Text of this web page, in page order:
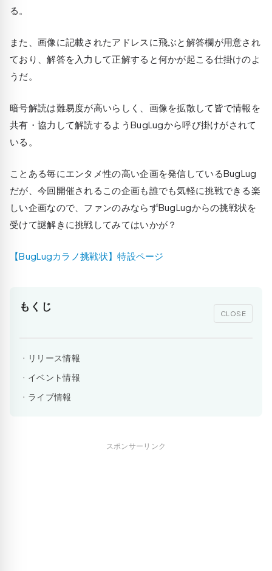
る。
また、画像に記載されたアドレスに飛ぶと解答欄が用意され
ており、解答を入力して正解すると何かが起こる仕掛けのよ
うだ。
暗号解読は難易度が高いらしく、画像を拡散して皆で情報を
共有・協力して解読するようBugLugから呼び掛けがされて
いる。
ことある毎にエンタメ性の高い企画を発信しているBugLug
だが、今回開催されるこの企画も誰でも気軽に挑戦できる楽
しい企画なので、ファンのみならずBugLugからの挑戦状を
受けて謎解きに挑戦してみてはいかが？
【BugLugカラノ挑戦状】特設ページ
もくじ
CLOSE
リリース情報
イベント情報
ライブ情報
スポンサーリンク